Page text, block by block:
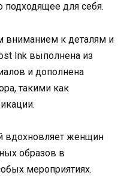
для себя.
вниманием к деталям и
Ink выполнена из
и дополнена
такими как
вдохновляет женщин
образов в
мероприятиях.